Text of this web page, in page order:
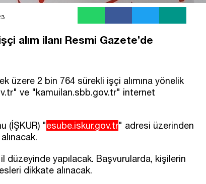
alım ilanı Resmi Gazete’de
üzere 2 bin 764 sürekli işçi alımına yönelik
ve "kamuilan.sbb.gov.tr" internet
(İŞKUR) "esube.iskur.gov.tr" adresi üzerinden
düzeyinde yapılacak. Başvurularda, kişilerin
dikkate alınacak.